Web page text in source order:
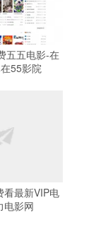
五五电影-在
55影院
看最新VIP电
电影网